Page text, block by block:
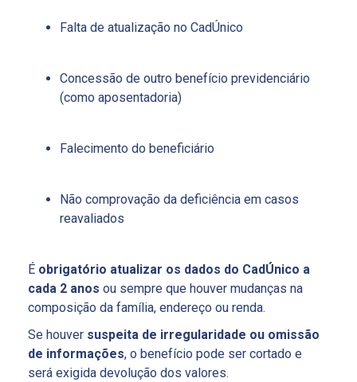
Falta de atualização no CadÚnico
Concessão de outro benefício previdenciário
(como aposentadoria)
Falecimento do beneficiário
Não comprovação da deficiência em casos
reavaliados
É obrigatório atualizar os dados do CadÚnico a
cada 2 anos ou sempre que houver mudanças na
composição da família, endereço ou renda.
Se houver suspeita de irregularidade ou omissão
de informações, o benefício pode ser cortado e
será exigida devolução dos valores.